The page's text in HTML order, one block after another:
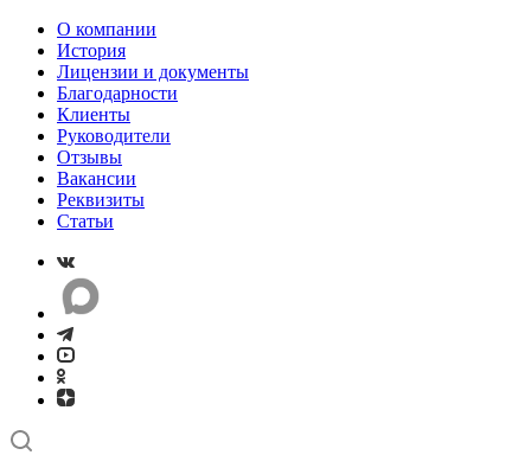
О компании
История
Лицензии и документы
Благодарности
Клиенты
Руководители
Отзывы
Вакансии
Реквизиты
Статьи